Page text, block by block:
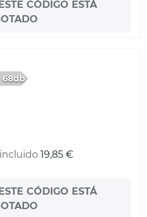
CÓDIGO ESTÁ
68db
19,85 €
CÓDIGO ESTÁ